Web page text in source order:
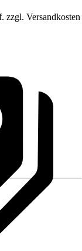
Versandkosten